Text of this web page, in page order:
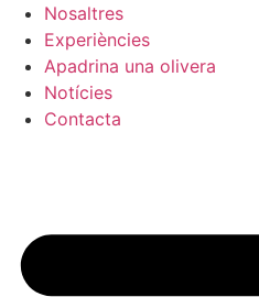
Nosaltres
Experiències
Apadrina una olivera
Notícies
Contacta